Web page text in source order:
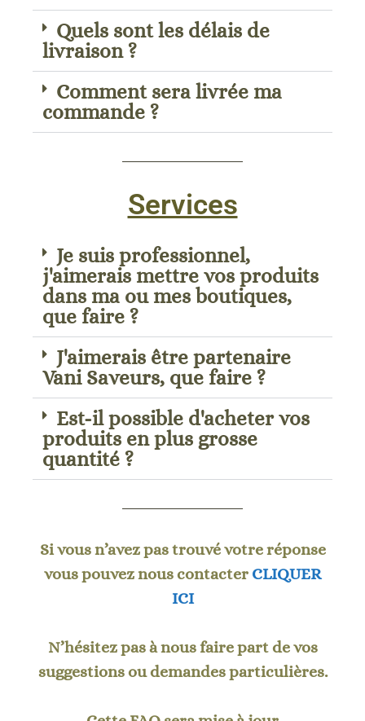
Quels sont les délais de
livraison ?
Comment sera livrée ma
commande ?
Services
Je suis professionnel,
j'aimerais mettre vos produits
dans ma ou mes boutiques,
que faire ?
J'aimerais être partenaire
Vani Saveurs, que faire ?
Est-il possible d'acheter vos
produits en plus grosse
quantité ?
Si vous n’avez pas trouvé votre réponse
vous pouvez nous contacter CLIQUER
ICI
N’hésitez pas à nous faire part de vos
suggestions ou demandes particulières.